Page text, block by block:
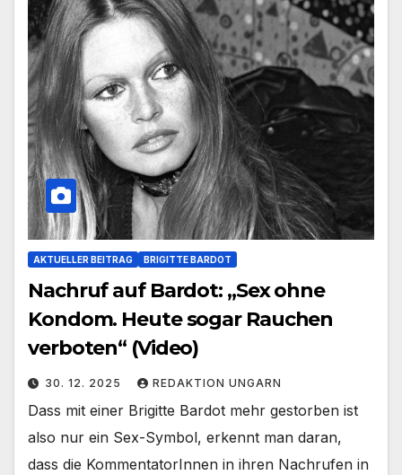
AKTUELLER BEITRAG BRIGITTE BARDOT
Nachruf auf Bardot: „Sex ohne
Kondom. Heute sogar Rauchen
verboten“ (Video)
30. 12. 2025 REDAKTION UNGARN
Dass mit einer Brigitte Bardot mehr gestorben ist
also nur ein Sex-Symbol, erkennt man daran,
dass die KommentatorInnen in ihren Nachrufen in